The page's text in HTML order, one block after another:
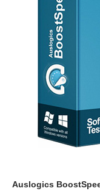
Auslogics